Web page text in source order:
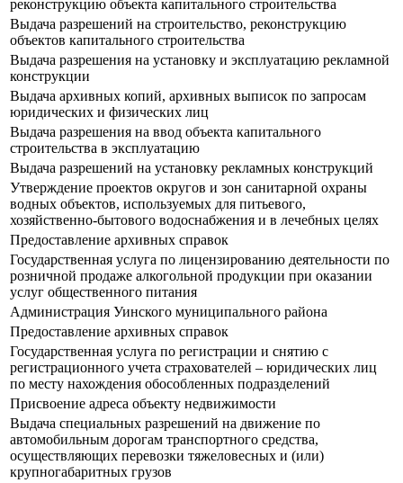
реконструкцию объекта капитального строительства
Выдача разрешений на строительство, реконструкцию
объектов капитального строительства
Выдача разрешения на установку и эксплуатацию рекламной
конструкции
Выдача архивных копий, архивных выписок по запросам
юридических и физических лиц
Выдача разрешения на ввод объекта капитального
строительства в эксплуатацию
Выдача разрешений на установку рекламных конструкций
Утверждение проектов округов и зон санитарной охраны
водных объектов, используемых для питьевого,
хозяйственно-бытового водоснабжения и в лечебных целях
Предоставление архивных справок
Государственная услуга по лицензированию деятельности по
розничной продаже алкогольной продукции при оказании
услуг общественного питания
Администрация Уинского муниципального района
Предоставление архивных справок
Государственная услуга по регистрации и снятию с
регистрационного учета страхователей – юридических лиц
по месту нахождения обособленных подразделений
Присвоение адреса объекту недвижимости
Выдача специальных разрешений на движение по
автомобильным дорогам транспортного средства,
осуществляющих перевозки тяжеловесных и (или)
крупногабаритных грузов